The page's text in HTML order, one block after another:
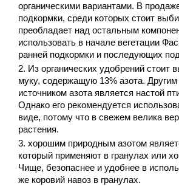
органическими вариантами. В
подкормки, среди которых стоит
преобладает над остальным
использовать в начале вегетации
ранней подкормки и последующих
Из органических удобрений стоит
муку, содержащую 13% азота.
источником азота является настой
Однако его рекомендуется
виде, потому что в свежем велика
растения.
хорошим природным азотом
который применяют в гранулах или
Чище, безопаснее и удобнее в
же коровий навоз в гранулах.